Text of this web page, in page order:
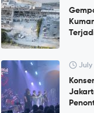
July